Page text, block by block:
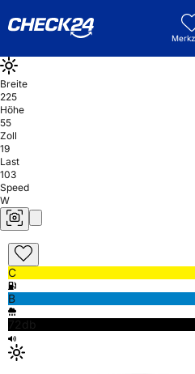
Breite
225
Höhe
55
Zoll
19
Last
103
Speed
W
C
B
72db